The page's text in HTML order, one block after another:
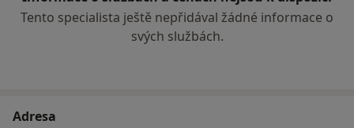
Tento specialista ještě nepřidával žádné informace o
svých službách.
Adresa